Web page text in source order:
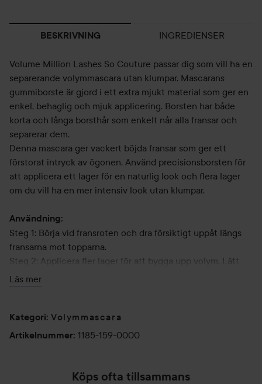
BESKRIVNING INGREDIENSER
Volume Million Lashes So Couture passar dig som vill ha en
separerande volymmascara utan klumpar. Mascarans
gummiborste är gjord i ett extra mjukt material som ger en
enkel, behaglig och mjuk applicering. Borsten har både
korta och långa borsthår som enkelt når alla fransar och
separerar dem.
Denna mascara ger vackert böjda fransar som ger ett
förstorat intryck av ögonen. Använd precisionsborsten för
att applicera ett lager för en naturlig look och flera lager
om du vill ha en mer intensiv look utan klumpar.
Användning:
Steg 1: Börja vid fransroten och dra försiktigt uppåt längs
fransarna mot topparna.
Steg 2: Applicera fler lager för att bygga upp volym. Lätt
att ta bort med ögonmakeupborttagning.
Läs mer
Kategori: Volymmascara
Artikelnummer: 1185-159-0000
Köps ofta tillsammans